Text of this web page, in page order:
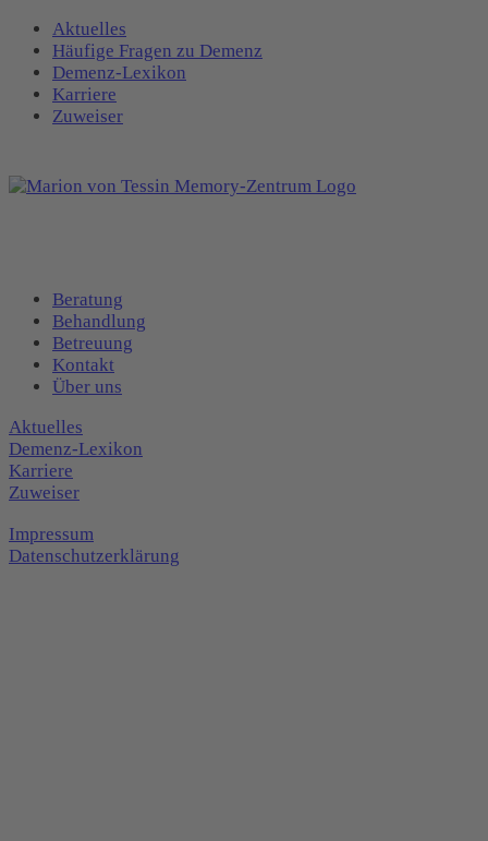
Aktuelles
Häufige Fragen zu Demenz
Demenz-Lexikon
Karriere
Zuweiser
Beratung
Behandlung
Betreuung
Kontakt
Über uns
Aktuelles
Demenz-Lexikon
Karriere
Zuweiser
Impressum
Datenschutzerklärung